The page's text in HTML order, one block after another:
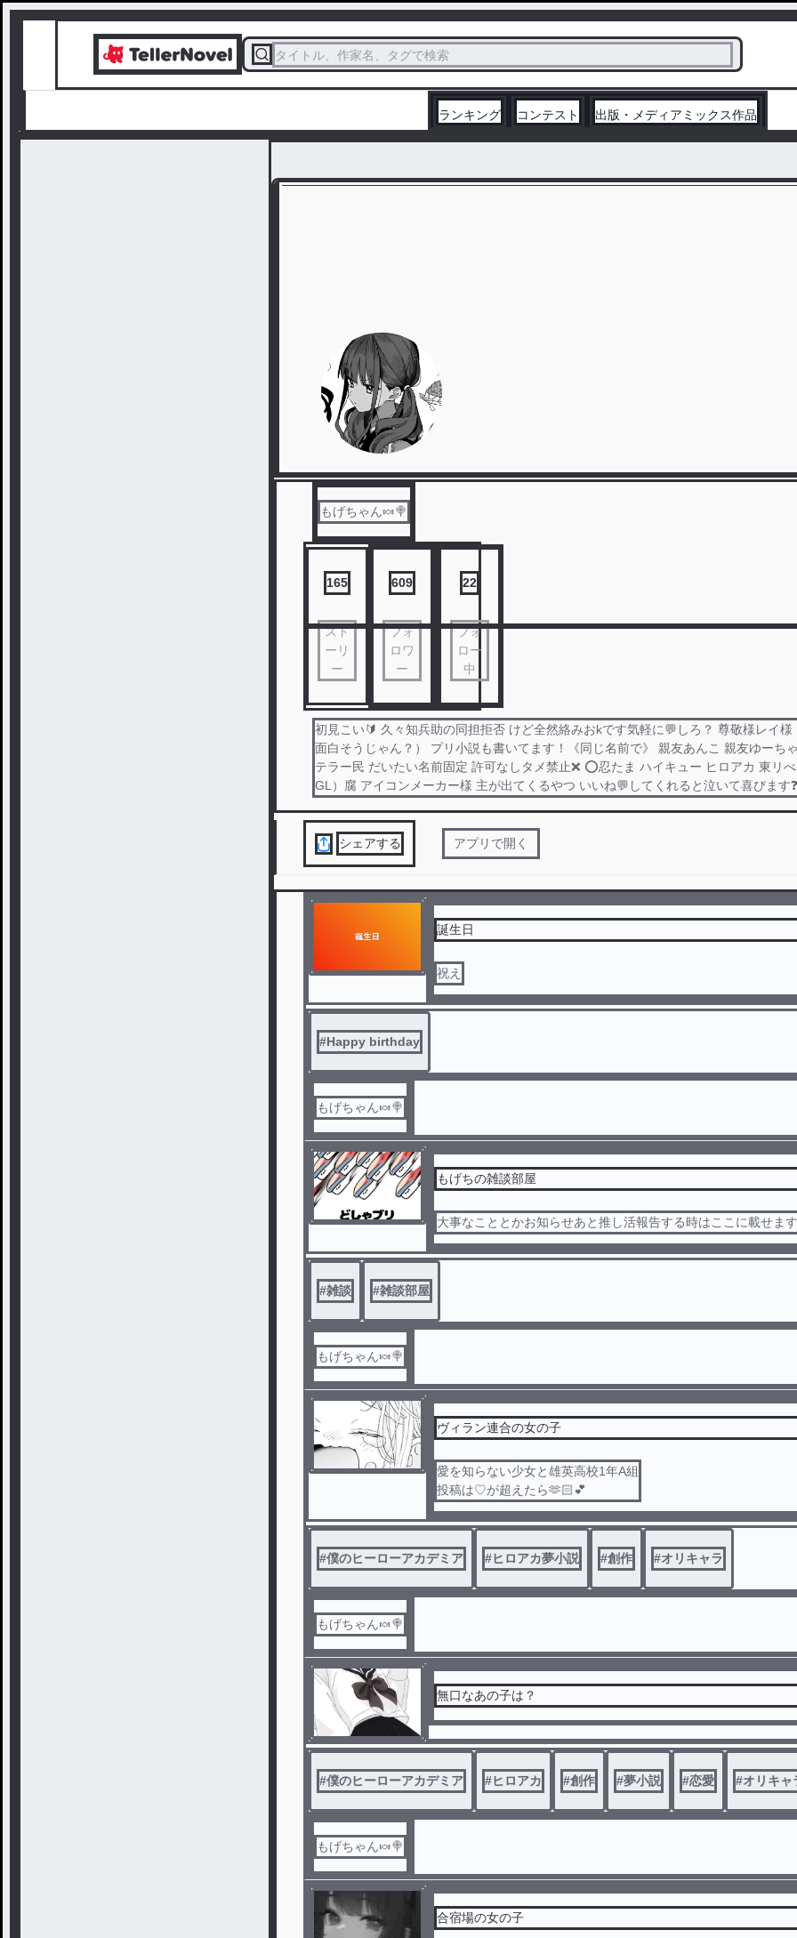
タイトル、作家名、タグで検索
ランキング コンテスト 出版・メディアミックス作品
もげちゃん🍬🍭
165
スト
ーリ
ー
609
フォ
ロワ
ー
22
フォ
ロー
中
初見こい🔰 久々知兵助の同担拒否 けど全然絡みおkです気軽に💬しろ？ 尊敬様レイ様
面白そうじゃん？） プリ小説も書いてます！《同じ名前で》 親友あんこ 親友ゆーち
テラー民 だいたい名前固定 許可なしタメ禁止❌ ️⭕️忍たま ハイキュー ヒロアカ 東リ
GL）腐 アイコンメーカー様 主が出てくるやつ いいね💬してくれると泣いて喜びます❓
シェアする アプリで開く
誕生日
祝え
#Happy birthday
もげちゃん🍬🍭
もげちの雑談部屋
大事なこととかお知らせあと推し活報告する時はここに載せま
#雑談 #雑談部屋
もげちゃん🍬🍭
ヴィラン連合の女の子
愛を知らない少女と雄英高校1年A組
投稿は♡が超えたら🫶🏻︎💕︎︎
#僕のヒーローアカデミア #ヒロアカ夢小説 #創作 #オリキャラ
もげちゃん🍬🍭
無口なあの子は？
#僕のヒーローアカデミア #ヒロアカ #創作 #夢小説 #恋愛 #オリキャ
もげちゃん🍬🍭
合宿場の女の子